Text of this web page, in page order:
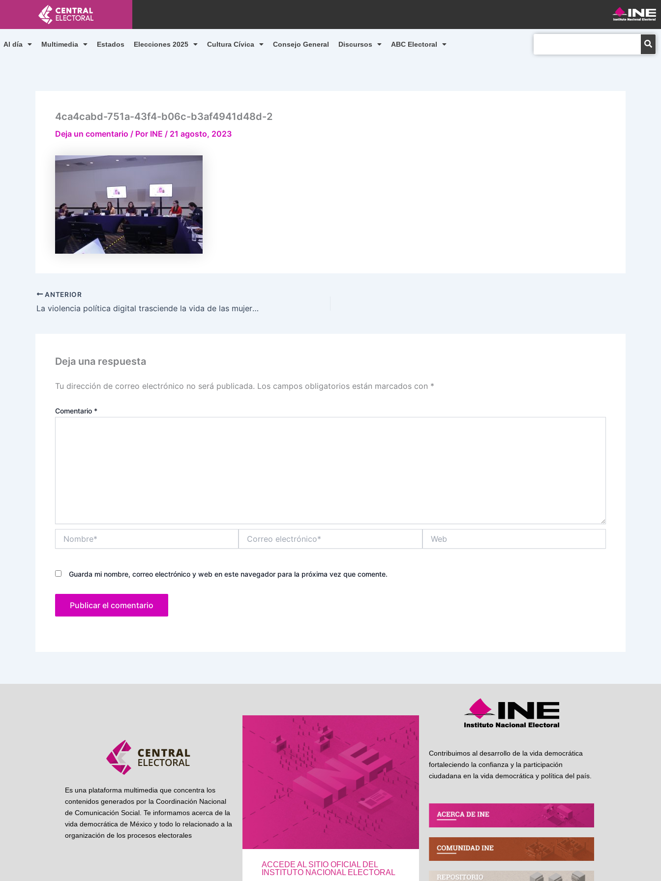
contenido
Al día Multimedia Estados Elecciones 2025 Cultura Cívica Consejo General Discursos ABC Electoral
4ca4cabd-751a-43f4-b06c-b3af4941d48d-2
Deja un comentario / Por INE / 21 agosto, 2023
ANTERIOR
La violencia política digital trasciende la vida de las mujeres: Dania Ravel
Deja una respuesta
Tu dirección de correo electrónico no será publicada. Los campos obligatorios están marcados con *
Comentario *
electrónico*
Guarda mi nombre, correo electrónico y web en este navegador para la próxima vez que comente.
Es una plataforma multimedia que concentra los
contenidos generados por la Coordinación Nacional
de Comunicación Social. Te informamos acerca de la
vida democrática de México y todo lo relacionado a la
organización de los procesos electorales
ACCEDE AL SITIO OFICIAL DEL
INSTITUTO NACIONAL ELECTORAL
Contribuimos al desarrollo de la vida democrática
fortaleciendo la confianza y la participación
ciudadana en la vida democrática y política del país.